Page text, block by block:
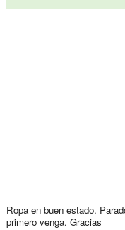
Ropa en buen estado.
primero venga. Gracias